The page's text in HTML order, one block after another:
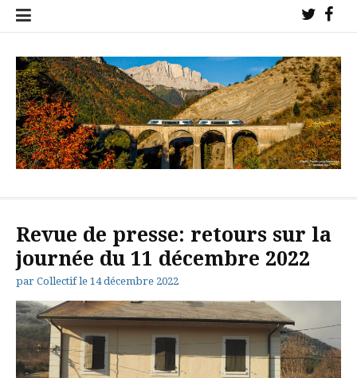
Aller
Twitter
!
!
trains sur nos lignes !
Revue de presse: retours sur la
journée du 11 décembre 2022
par Collectif le 14 décembre 2022